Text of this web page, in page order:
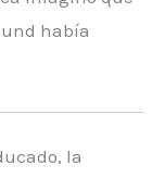
había
la